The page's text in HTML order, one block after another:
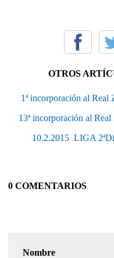
OTROS
1ª incorporación al Real
13ª incorporación al
10.2.2015  LIGA
0 COMENTARIOS
Nombre